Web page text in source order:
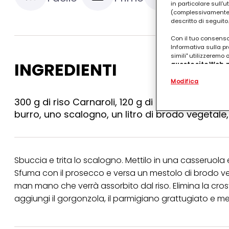
INGREDIENTI
300 g di riso Carnaroli, 120 g di gorgonzola,
burro, uno scalogno, un litro di brodo
Sbuccia e trita lo scalogno. Mettilo in una
Sfuma con il prosecco e versa un mestolo di brodo
man mano che verrà assorbito dal riso. Elimina la
aggiungi il gorgonzola, il parmigiano grattugiato e
in particolare
descritto di seguito.
Con il tuo
Informativa sulla
simili" utilizzeremo
questo sito
.
(rispettivamente
terzi, conservare
identificati) su
qualsiasi momento
collegata nel piè
periodo di
"modifica" di
Se fai clic su
Modifica